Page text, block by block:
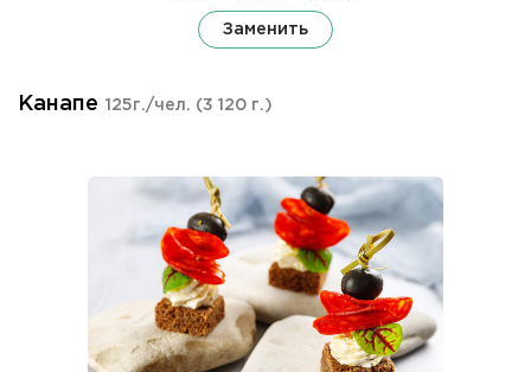
Заменить
Канапе 125г./чел. (3 120 г.)